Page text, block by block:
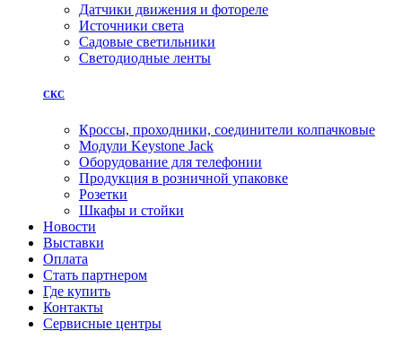
Датчики движения и фотореле
Источники света
Садовые светильники
Светодиодные ленты
СКС
Кроссы, проходники, соединители колпачковые
Модули Keystone Jack
Оборудование для телефонии
Продукция в розничной упаковке
Розетки
Шкафы и стойки
Новости
Выставки
Оплата
Стать партнером
Где купить
Контакты
Сервисные центры